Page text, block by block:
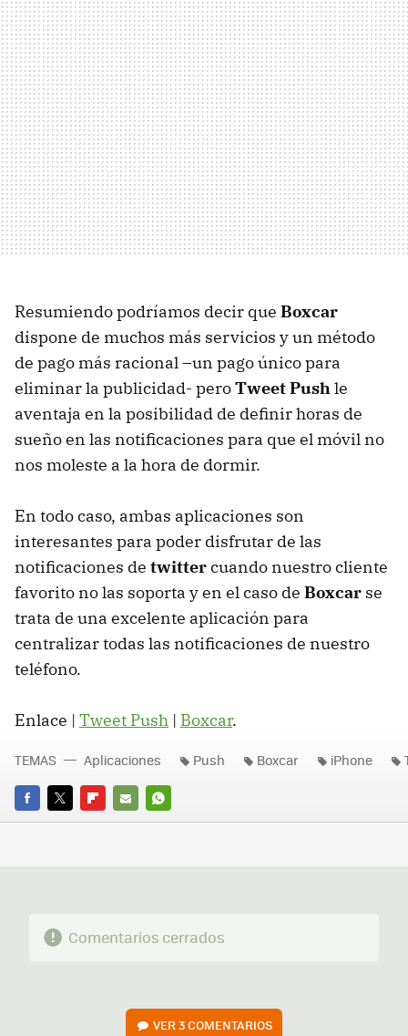
Resumiendo podríamos decir que Boxcar
dispone de muchos más servicios y un método
de pago más racional –un pago único para
eliminar la publicidad- peroTweet Pushle
aventaja en la posibilidad de definir horas de
sueño en las notificaciones para que el móvil no
nos moleste a la hora de dormir.
En todo caso, ambas aplicaciones son
interesantes para poder disfrutar de las
notificaciones de twittercuando nuestro cliente
favorito no las soporta y en el caso de Boxcar se
trata de una excelente aplicación para
centralizar todas las notificaciones de nuestro
teléfono.
Enlace | Tweet Push | Boxcar.
FACEBOOK
TWITTERFLIPBOARD
E-
WHATSAPP
TEMAS Aplicaciones Push Boxcar iPhone
Comentarios cerrados
VER3 COMENTARIOS